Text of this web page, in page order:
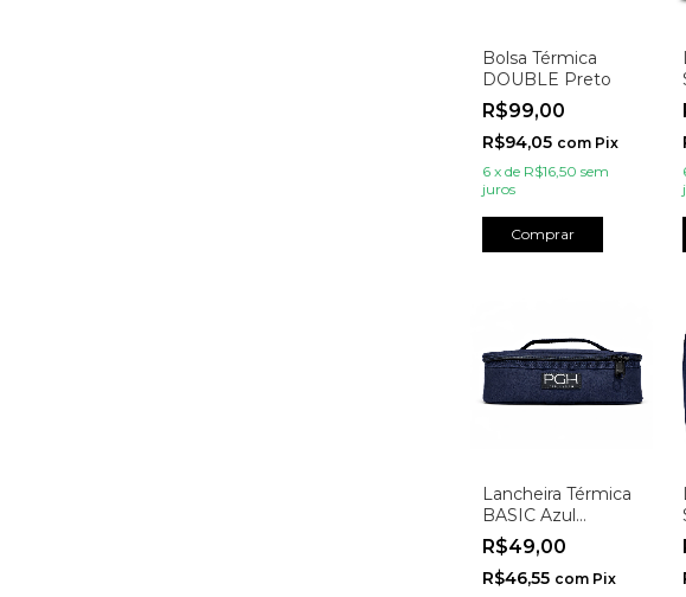
Bolsa Térmica
DOUBLE Preto
R$99,00
R$94,05 com Pix
6 x de R$16,50 sem
juros
Comprar
Lancheira Térmica
BASIC Azul
Marinho
R$49,00
R$46,55 com Pix